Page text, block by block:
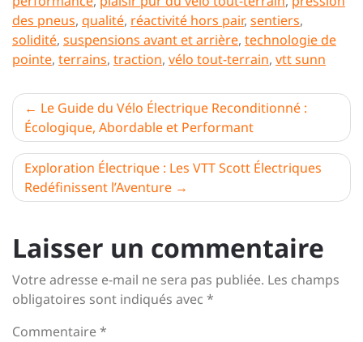
des pneus, qualité, réactivité hors pair, sentiers,
solidité, suspensions avant et arrière, technologie de
pointe, terrains, traction, vélo tout-terrain, vtt sunn
Navigation
de
l’article
Le Guide du Vélo Électrique Reconditionné :
Écologique, Abordable et Performant
Exploration Électrique : Les VTT Scott Électriques
Redéfinissent l’Aventure
Laisser un commentaire
Votre adresse e-mail ne sera pas publiée. Les champs
obligatoires sont indiqués avec *
Commentaire*